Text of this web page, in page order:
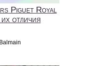
Piguet Royal
отличия